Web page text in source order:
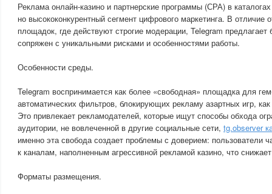
Реклама онлайн-казино и партнерские программы (СРА) в
но высококонкурентный сегмент цифрового маркетинга. В отличие
площадок, где действуют строгие модерации, Telegram
сопряжен с уникальными рисками и особенностями работы.
Особенности среды.
Telegram воспринимается как более «свободная» площадка для
автоматических фильтров, блокирующих рекламу азартных игр,
Это привлекает рекламодателей, которые ищут способы обхода
аудитории, не вовлеченной в другие социальные сети, tg.observer
именно эта свобода создает проблемы с доверием: пользователи
к каналам, наполненным агрессивной рекламой казино, что
Форматы размещения.